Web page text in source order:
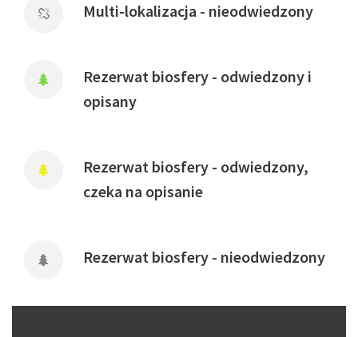
Multi-lokalizacja - nieodwiedzony
Rezerwat biosfery - odwiedzony i
opisany
Rezerwat biosfery - odwiedzony,
czeka na opisanie
Rezerwat biosfery - nieodwiedzony